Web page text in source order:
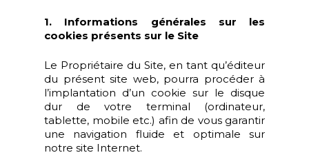
1. Informations générales sur les
cookies présents sur le Site
Le Propriétaire du Site, en tant qu’éditeur
du présent site web, pourra procéder à
l’implantation d’un cookie sur le disque
dur de votre terminal (ordinateur,
tablette, mobile etc.) afin de vous garantir
une navigation fluide et optimale sur
notre site Internet.